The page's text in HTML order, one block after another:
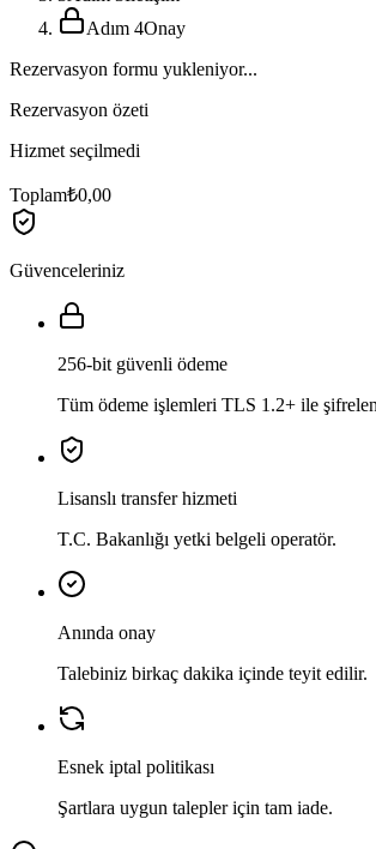
Adım 4Onay
Rezervasyon formu yukleniyor...
Rezervasyon özeti
Hizmet seçilmedi
Toplam₺0,00
Güvenceleriniz
256-bit güvenli ödeme
Tüm ödeme işlemleri TLS 1.2+ ile
Lisanslı transfer hizmeti
T.C. Bakanlığı yetki belgeli operatör.
Anında onay
Talebiniz birkaç dakika içinde teyit edilir.
Esnek iptal politikası
Şartlara uygun talepler için tam iade.